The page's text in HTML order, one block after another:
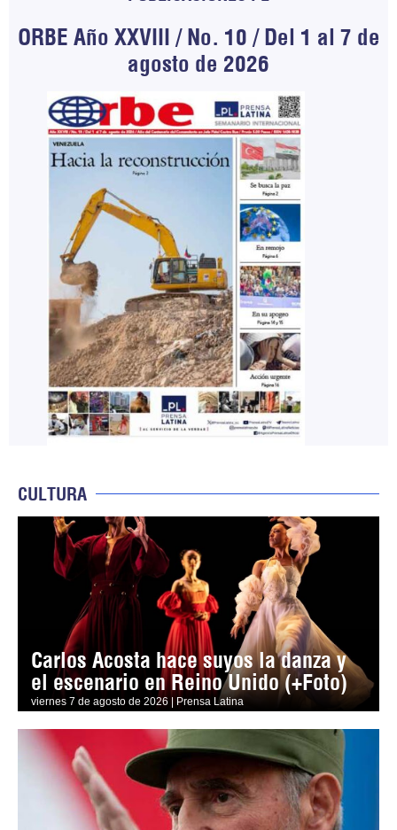
ORBE Año XXVIII / No. 10 / Del 1 al 7 de
agosto de 2026
CULTURA
Carlos Acosta hace suyos la danza y
el escenario en Reino Unido (+Foto)
viernes 7 de agosto de 2026 | Prensa Latina